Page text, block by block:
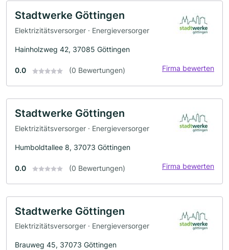
Stadtwerke Göttingen
Elektrizitätsversorger · Energieversorger
Hainholzweg 42, 37085 Göttingen
0.0 (0 Bewertungen) Firma bewerten
Stadtwerke Göttingen
Elektrizitätsversorger · Energieversorger
Humboldtallee 8, 37073 Göttingen
0.0 (0 Bewertungen) Firma bewerten
Stadtwerke Göttingen
Elektrizitätsversorger · Energieversorger
Brauweg 45, 37073 Göttingen